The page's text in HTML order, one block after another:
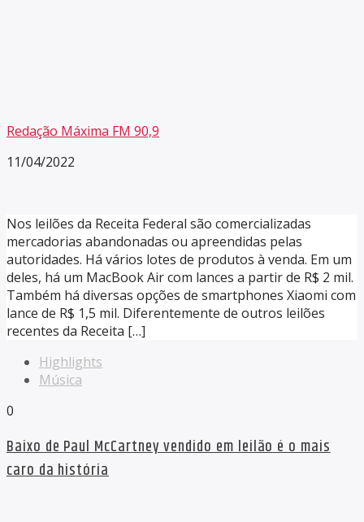
Redação Máxima FM 90,9
11/04/2022
Nos leilões da Receita Federal são comercializadas
mercadorias abandonadas ou apreendidas pelas
autoridades. Há vários lotes de produtos à venda. Em um
deles, há um MacBook Air com lances a partir de R$ 2 mil.
Também há diversas opções de smartphones Xiaomi com
lance de R$ 1,5 mil. Diferentemente de outros leilões
recentes da Receita […]
Highlights
Música
0
Baixo de Paul McCartney vendido em leilão é o mais
caro da história